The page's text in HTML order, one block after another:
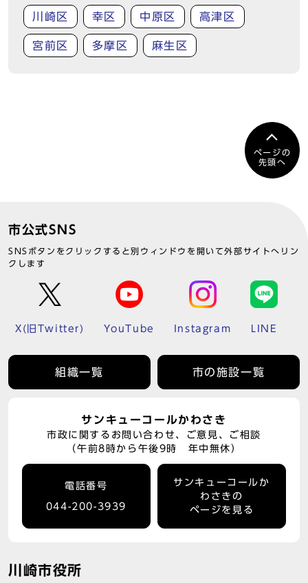
川崎区 幸区 中原区 高津区
宮前区 多摩区 麻生区
ページの
先頭へ
市公式SNS
SNSボタンをクリックすると別ウィンドウを開いて外部サイトへリン
クします
X(旧Twitter) YouTube Instagram LINE
組織一覧 市の施設一覧
サンキューコールかわさき
市政に関するお問い合わせ、ご意見、ご相談
（午前8時から午後9時 年中無休）
電話番号
044-200-3939
サンキューコールか
わさきの
ページを見る
川崎市役所